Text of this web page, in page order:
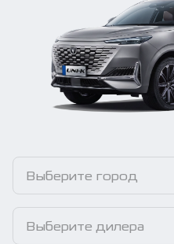
Выберите город
Выберите дилера